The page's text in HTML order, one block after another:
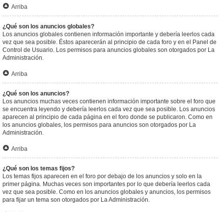
Arriba
¿Qué son los anuncios globales?
Los anuncios globales contienen información importante y debería leerlos cada
vez que sea posible. Éstos aparecerán al principio de cada foro y en el Panel de
Control de Usuario. Los permisos para anuncios globales son otorgados por La
Administración.
Arriba
¿Qué son los anuncios?
Los anuncios muchas veces contienen información importante sobre el foro que
se encuentra leyendo y debería leerlos cada vez que sea posible. Los anuncios
aparecen al principio de cada página en el foro donde se publicaron. Como en
los anuncios globales, los permisos para anuncios son otorgados por La
Administración.
Arriba
¿Qué son los temas fijos?
Los temas fijos aparecen en el foro por debajo de los anuncios y solo en la
primer página. Muchas veces son importantes por lo que debería leerlos cada
vez que sea posible. Como en los anuncios globales y anuncios, los permisos
para fijar un tema son otorgados por La Administración.